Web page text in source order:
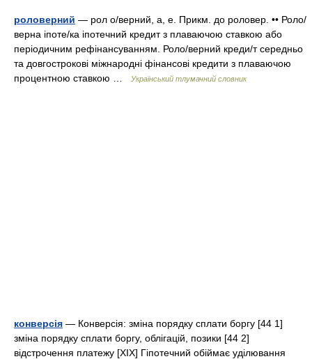
роловерний — рол о/верний, а, е. Прикм. до роловер. •• Роло/
верна іпоте/ка іпотечний кредит з плаваючою ставкою або
періодичним рефінансуванням. Роло/верний креди/т середньо
та довгострокові міжнародні фінансові кредити з плаваючою
процентною ставкою …
Український тлумачний словник
конверсія — Конверсія: зміна порядку сплати боргу [44 1]
зміна порядку сплати боргу, облігацій, позики [44 2]
відстрочення платежу [XIX] Гіпотечний обіймає уділювання